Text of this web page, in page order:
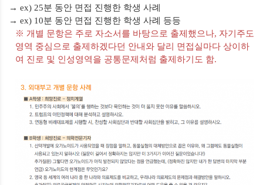
→ ex) 25분 동안 면접 진행한 학생 사례
→ ex) 10분 동안 면접 진행한 학생 사례 등등
※ 개별 문항은 주로 자소서를 바탕으로 출제했으나, 자기주도
영역 중심으로 출제하겠다던 안내와 달리 면접실마다 상이하
여 진로 및 인성영역을 공통문제처럼 출제하기도 함.